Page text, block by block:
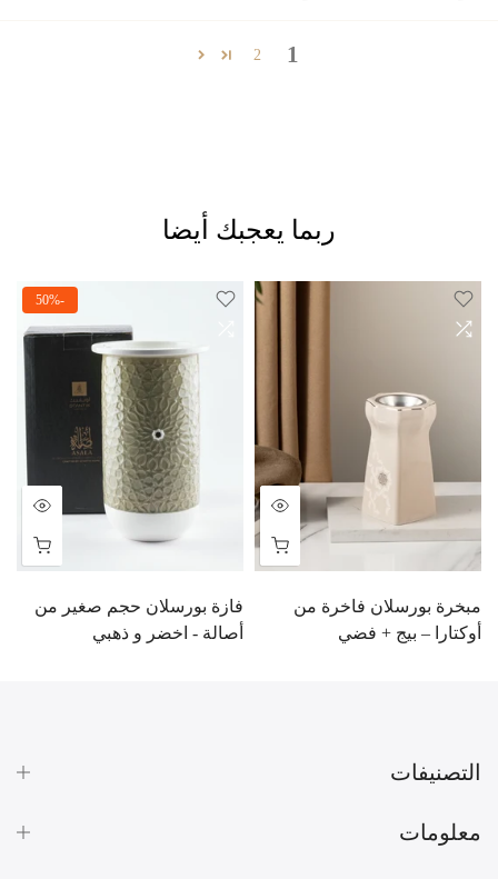
1
2
ربما يعجبك أيضا
مبخرة بورسلان فاخرة من
أوكتارا – بيج + فضي
-50%
فازة بورسلان حجم صغير من
أصالة - اخضر و ذهبي
التصنيفات
معلومات